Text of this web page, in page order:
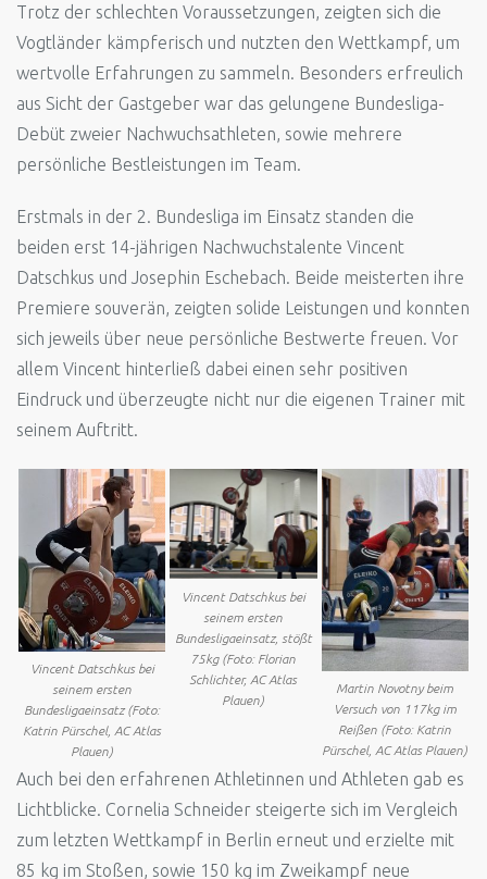
Trotz der schlechten Voraussetzungen, zeigten sich die
Vogtländer kämpferisch und nutzten den Wettkampf, um
wertvolle Erfahrungen zu sammeln. Besonders erfreulich
aus Sicht der Gastgeber war das gelungene Bundesliga-
Debüt zweier Nachwuchsathleten, sowie mehrere
persönliche Bestleistungen im Team.
Erstmals in der 2. Bundesliga im Einsatz standen die
beiden erst 14-jährigen Nachwuchstalente Vincent
Datschkus und Josephin Eschebach. Beide meisterten ihre
Premiere souverän, zeigten solide Leistungen und konnten
sich jeweils über neue persönliche Bestwerte freuen. Vor
allem Vincent hinterließ dabei einen sehr positiven
Eindruck und überzeugte nicht nur die eigenen Trainer mit
seinem Auftritt.
Vincent Datschkus bei
seinem ersten
Bundesligaeinsatz (Foto:
Katrin Pürschel, AC Atlas
Plauen)
Vincent Datschkus bei
seinem ersten
Bundesligaeinsatz, stößt
75kg (Foto: Florian
Schlichter, AC Atlas
Plauen)
Martin Novotny beim
Versuch von 117kg im
Reißen (Foto: Katrin
Pürschel, AC Atlas Plauen)
Auch bei den erfahrenen Athletinnen und Athleten gab es
Lichtblicke. Cornelia Schneider steigerte sich im Vergleich
zum letzten Wettkampf in Berlin erneut und erzielte mit
85 kg im Stoßen, sowie 150 kg im Zweikampf neue